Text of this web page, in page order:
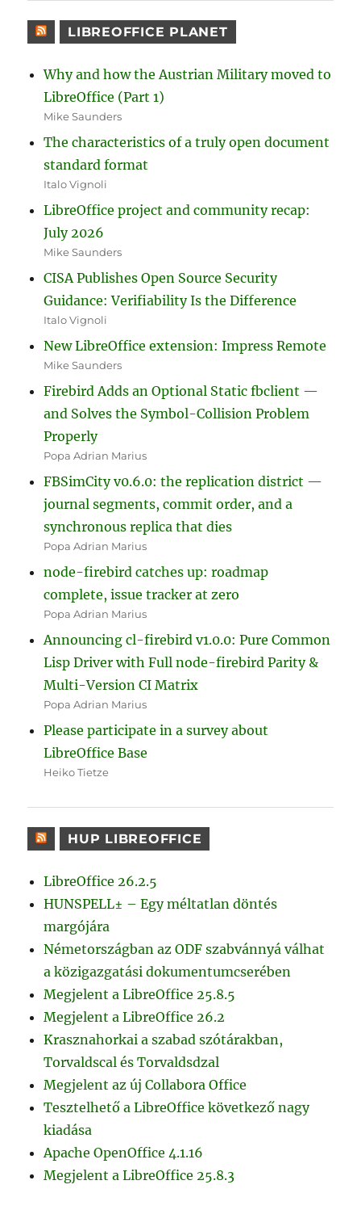
LIBREOFFICE PLANET
Why and how the Austrian Military moved to
LibreOffice (Part 1)
Mike Saunders
The characteristics of a truly open document
standard format
Italo Vignoli
LibreOffice project and community recap:
July 2026
Mike Saunders
CISA Publishes Open Source Security
Guidance: Verifiability Is the Difference
Italo Vignoli
New LibreOffice extension: Impress Remote
Mike Saunders
Firebird Adds an Optional Static fbclient —
and Solves the Symbol-Collision Problem
Properly
Popa Adrian Marius
FBSimCity v0.6.0: the replication district —
journal segments, commit order, and a
synchronous replica that dies
Popa Adrian Marius
node-firebird catches up: roadmap
complete, issue tracker at zero
Popa Adrian Marius
Announcing cl-firebird v1.0.0: Pure Common
Lisp Driver with Full node-firebird Parity &
Multi-Version CI Matrix
Popa Adrian Marius
Please participate in a survey about
LibreOffice Base
Heiko Tietze
HUP LIBREOFFICE
LibreOffice 26.2.5
HUNSPELL± – Egy méltatlan döntés
margójára
Németországban az ODF szabvánnyá válhat
a közigazgatási dokumentumcserében
Megjelent a LibreOffice 25.8.5
Megjelent a LibreOffice 26.2
Krasznahorkai a szabad szótárakban,
Torvaldscal és Torvaldsdzal
Megjelent az új Collabora Office
Tesztelhető a LibreOffice következő nagy
kiadása
Apache OpenOffice 4.1.16
Megjelent a LibreOffice 25.8.3